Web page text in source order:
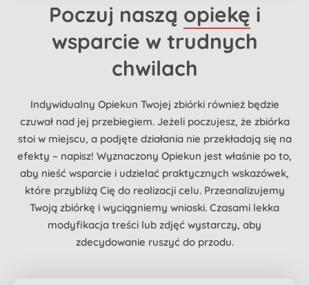
Poczuj naszą opiekę i
wsparcie w trudnych
chwilach
Indywidualny Opiekun Twojej zbiórki również będzie
czuwał nad jej przebiegiem. Jeżeli poczujesz, że zbiórka
stoi w miejscu, a podjęte działania nie przekładają się na
efekty – napisz! Wyznaczony Opiekun jest właśnie po to,
aby nieść wsparcie i udzielać praktycznych wskazówek,
które przybliżą Cię do realizacji celu. Przeanalizujemy
Twoją zbiórkę i wyciągniemy wnioski. Czasami lekka
modyfikacja treści lub zdjęć wystarczy, aby
zdecydowanie ruszyć do przodu.